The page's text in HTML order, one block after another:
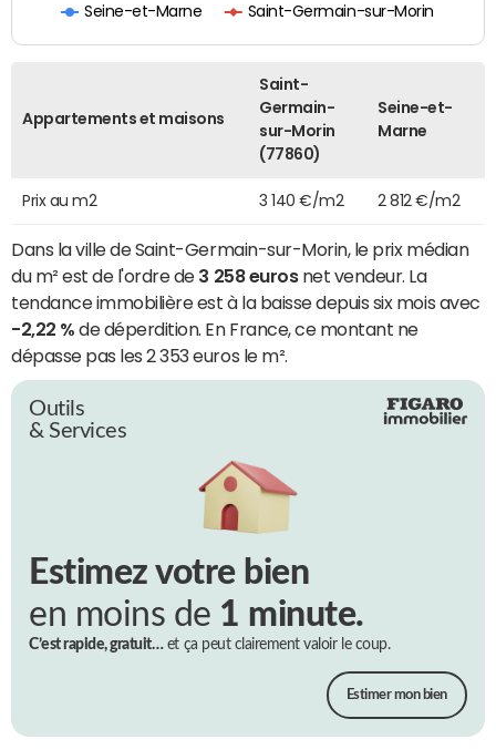
Seine-et-Marne Saint-Germain-sur-Morin
Appartements et maisons
Saint-
Germain-
sur-Morin
(77860)
Seine-et-
Marne
Prix au m2 3 140 €/m2 2 812 €/m2
Dans la ville de Saint-Germain-sur-Morin, le prix médian
du m² est de l'ordre de 3 258 eurosnet vendeur. La
tendance immobilière est à la baisse depuis six mois avec
-2,22 % de déperdition. En France, ce montant ne
dépasse pas les 2 353 euros le m².
Outils
& Services
Estimez votre bien
en moins de 1 minute.
C’est rapide, gratuit…et ça peut clairement valoir le coup.
Estimer mon bien